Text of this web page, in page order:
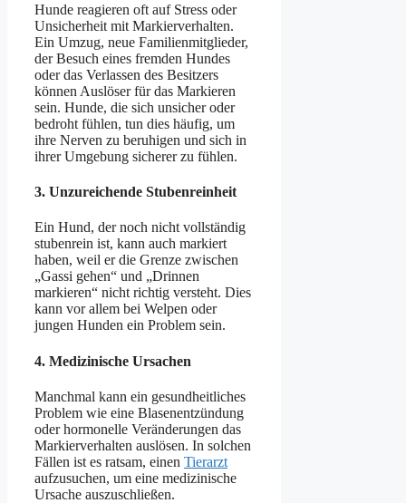
Hunde reagieren oft auf Stress oder
Unsicherheit mit Markierverhalten.
Ein Umzug, neue Familienmitglieder,
der Besuch eines fremden Hundes
oder das Verlassen des Besitzers
können Auslöser für das Markieren
sein. Hunde, die sich unsicher oder
bedroht fühlen, tun dies häufig, um
ihre Nerven zu beruhigen und sich in
ihrer Umgebung sicherer zu fühlen.
3. Unzureichende Stubenreinheit
Ein Hund, der noch nicht vollständig
stubenrein ist, kann auch markiert
haben, weil er die Grenze zwischen
„Gassi gehen“ und „Drinnen
markieren“ nicht richtig versteht. Dies
kann vor allem bei Welpen oder
jungen Hunden ein Problem sein.
4. Medizinische Ursachen
Manchmal kann ein gesundheitliches
Problem wie eine Blasenentzündung
oder hormonelle Veränderungen das
Markierverhalten auslösen. In solchen
Fällen ist es ratsam, einen Tierarzt
aufzusuchen, um eine medizinische
Ursache auszuschließen.